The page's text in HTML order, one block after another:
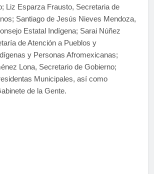
Liz Esparza Frausto, Secretaria de
Santiago de Jesús Nieves Mendoza,
Estatal Indígena; Sarai Núñez
de Atención a Pueblos y
y Personas Afromexicanas;
Lona, Secretario de Gobierno;
Municipales, así como
de la Gente.